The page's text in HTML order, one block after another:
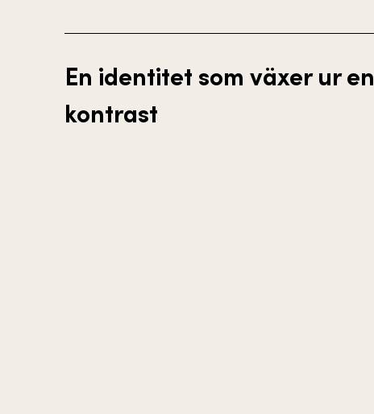
En identitet som växer ur en
kontrast